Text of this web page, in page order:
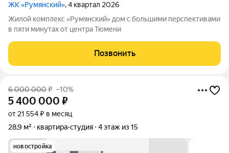
ЖК «Румянский», 4 квартал 2026
Жилой комплекс «Румянский» дом с большими перспективами
в пяти минутах от центра Тюмени
Позвонить
6 000 000₽ –10%
5 400 000 ₽
от 21 554 ₽ в месяц
28,9 м²
квартира-студия 4 этаж из 15
новостройка